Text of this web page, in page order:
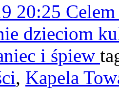
20:25
dzieciom
i śpiew
, Kapela